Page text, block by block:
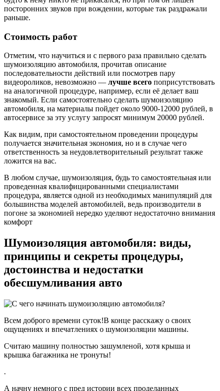
посторонних звуков при вождении, которые так раздражали
раньше.
Стоимость работ
Отметим, что научиться и с первого раза правильно сделать
шумоизоляцию автомобиля, прочитав описание
последовательности действий или посмотрев пару
видеороликов, невозможно — лучше всего поприсутствовать
на аналогичной процедуре, например, если её делает ваш
знакомый. Если самостоятельно сделать шумоизоляцию
автомобиля, на материалы пойдет около 9000-12000 рублей, в
автосервисе за эту услугу запросят минимум 20000 рублей.
Как видим, при самостоятельном проведении процедуры
получается значительная экономия, но и в случае чего
ответственность за неудовлетворительный результат также
ложится на вас.
В любом случае, шумоизоляция, будь то самостоятельная или
проведенная квалифицированными специалистами
процедура, является одной из необходимых манипуляций для
большинства моделей автомобилей, ведь производители в
погоне за экономией нередко уделяют недостаточно внимания
комфорт
Шумоизоляция автомобиля: виды,
принципы и секреты процедуры,
достоинства и недостатки
обесшумливания авто
Всем доброго времени суток!В конце расскажу о своих
ощущениях и впечатлениях о шумоизоляции машины.
Считаю машину полностью зашумленой, хотя крыша и
крышка багажника не тронуты!
.
А начну немного с пред истории всех проделанных